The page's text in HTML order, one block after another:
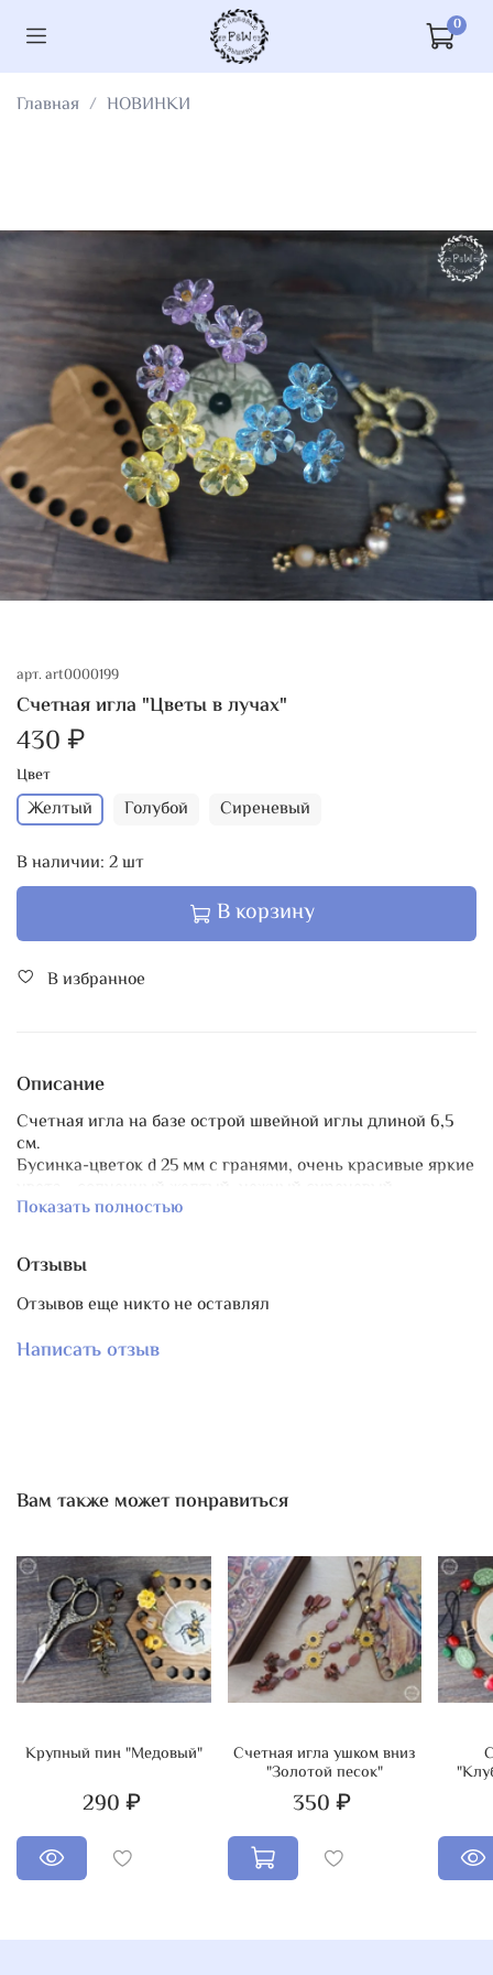
0
Главная НОВИНКИ
арт.art0000199
Счетная игла "Цветы в лучах"
430 ₽
Цвет
Желтый Голубой
Сиреневый
В наличии: 2шт
В корзину
В избранное
Описание
Счетная игла на базе острой швейной иглы длиной 6,5
см.
Бусинка-цветок d 25 мм с гранями, очень красивые яркие
небесный голубой.
м в огранке. В центре цветочка бисеринка золотистого
цвета
Очень выразительный аксессуар для вашей игольницы.
Продаются поштучно.
Показать полностью
Отзывы
Отзывов еще никто не оставлял
Написать отзыв
Вам также может понравиться
Крупный пин "Медовый"
290 ₽
Счетная игла ушком вниз
"Золотой песок"
350 ₽